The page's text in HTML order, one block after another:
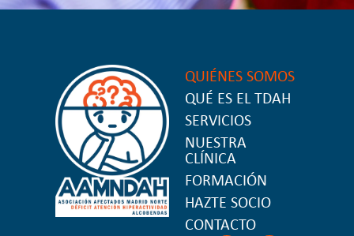
QUIÉNES SOMOS
QUÉ ES EL TDAH
SERVICIOS
NUESTRA
CLÍNICA
FORMACIÓN
HAZTE SOCIO
CONTACTO